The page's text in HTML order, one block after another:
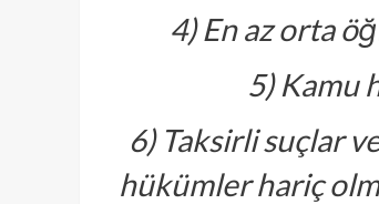
4) En az orta
5) Kamu
6) Taksirli suçlar
hükümler hariç